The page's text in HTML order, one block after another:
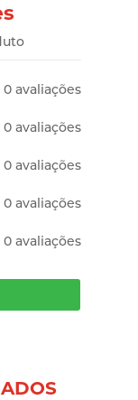
0 avaliações
0 avaliações
0 avaliações
0 avaliações
0 avaliações